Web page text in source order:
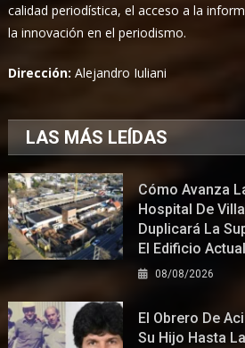
calidad periodística, el acceso a la
la innovación en el periodismo.
Dirección:Alejandro Iuliani
LAS MÁS LEÍDAS
Cómo Avanza
Hospital De
Duplicará La
El Edificio Actual
08/08/2026
El Obrero De
Su Hijo Hasta